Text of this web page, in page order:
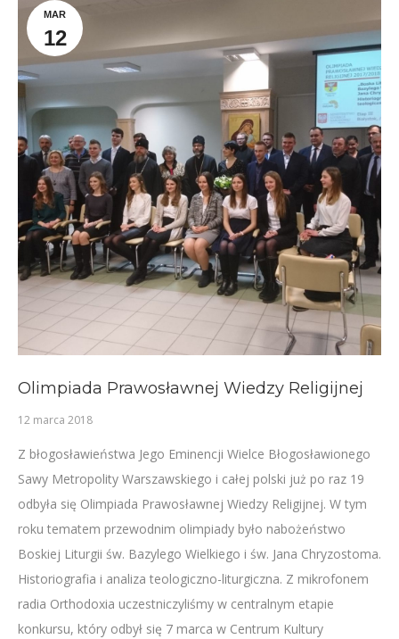
MAR
12
Olimpiada Prawosławnej Wiedzy Religijnej
12 marca 2018
Z błogosławieństwa Jego Eminencji Wielce Błogosławionego
Sawy Metropolity Warszawskiego i całej polski już po raz 19
odbyła się Olimpiada Prawosławnej Wiedzy Religijnej. W tym
roku tematem przewodnim olimpiady było nabożeństwo
Boskiej Liturgii św. Bazylego Wielkiego i św. Jana Chryzostoma.
Historiografia i analiza teologiczno-liturgiczna. Z mikrofonem
radia Orthodoxia uczestniczyliśmy w centralnym etapie
konkursu, który odbył się 7 marca w Centrum Kultury